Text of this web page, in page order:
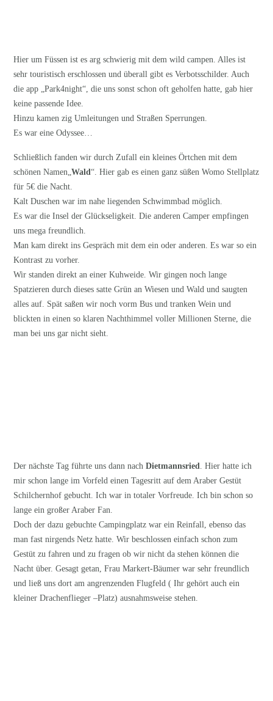
Hier um Füssen ist es arg schwierig mit dem wild campen. Alles ist
sehr touristisch erschlossen und überall gibt es Verbotsschilder. Auch
die app „Park4night“, die uns sonst schon oft geholfen hatte, gab hier
keine passende Idee.
Hinzu kamen zig Umleitungen und Straßen Sperrungen.
Es war eine Odyssee…
Schließlich fanden wir durch Zufall ein kleines Örtchen mit dem
schönen Namen„ Wald“. Hier gab es einen ganz süßen Womo Stellplatz
für 5€ die Nacht.
Kalt Duschen war im nahe liegenden Schwimmbad möglich.
Es war die Insel der Glückseligkeit. Die anderen Camper empfingen
uns mega freundlich.
Man kam direkt ins Gespräch mit dem ein oder anderen. Es war so ein
Kontrast zu vorher.
Wir standen direkt an einer Kuhweide. Wir gingen noch lange
Spatzieren durch dieses satte Grün an Wiesen und Wald und saugten
alles auf. Spät saßen wir noch vorm Bus und tranken Wein und
blickten in einen so klaren Nachthimmel voller Millionen Sterne, die
man bei uns gar nicht sieht.
Der nächste Tag führte uns dann nach Dietmannsried . Hier hatte ich
mir schon lange im Vorfeld einen Tagesritt auf dem Araber Gestüt
Schilchernhof gebucht. Ich war in totaler Vorfreude. Ich bin schon so
lange ein großer Araber Fan.
Doch der dazu gebuchte Campingplatz war ein Reinfall, ebenso das
man fast nirgends Netz hatte. Wir beschlossen einfach schon zum
Gestüt zu fahren und zu fragen ob wir nicht da stehen können die
Nacht über. Gesagt getan, Frau Markert-Bäumer war sehr freundlich
und ließ uns dort am angrenzenden Flugfeld ( Ihr gehört auch ein
kleiner Drachenflieger –Platz) ausnahmsweise stehen.